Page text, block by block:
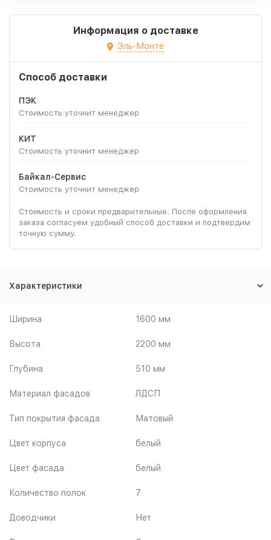
Информация о доставке
Эль-Монте
Способ доставки
ПЭК
Стоимость уточнит менеджер
КИТ
Стоимость уточнит менеджер
Байкал-Сервис
Стоимость уточнит менеджер
Стоимость и сроки предварительные. После оформления
заказа согласуем удобный способ доставки и подтвердим
точную сумму.
Характеристики
Ширина 1600 мм
Высота 2200 мм
Глубина 510 мм
Материал фасадов ЛДСП
Тип покрытия фасада Матовый
Цвет корпуса белый
Цвет фасада белый
Количество полок 7
Доводчики Нет